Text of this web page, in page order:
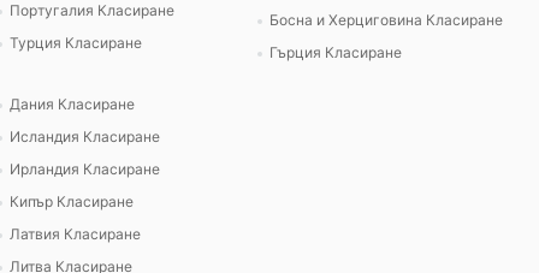
Португалия Класиране
Турция Класиране
Босна и Херциговина Класиране
Гърция Класиране
Дания Класиране
Исландия Класиране
Ирландия Класиране
Кипър Класиране
Латвия Класиране
Литва Класиране